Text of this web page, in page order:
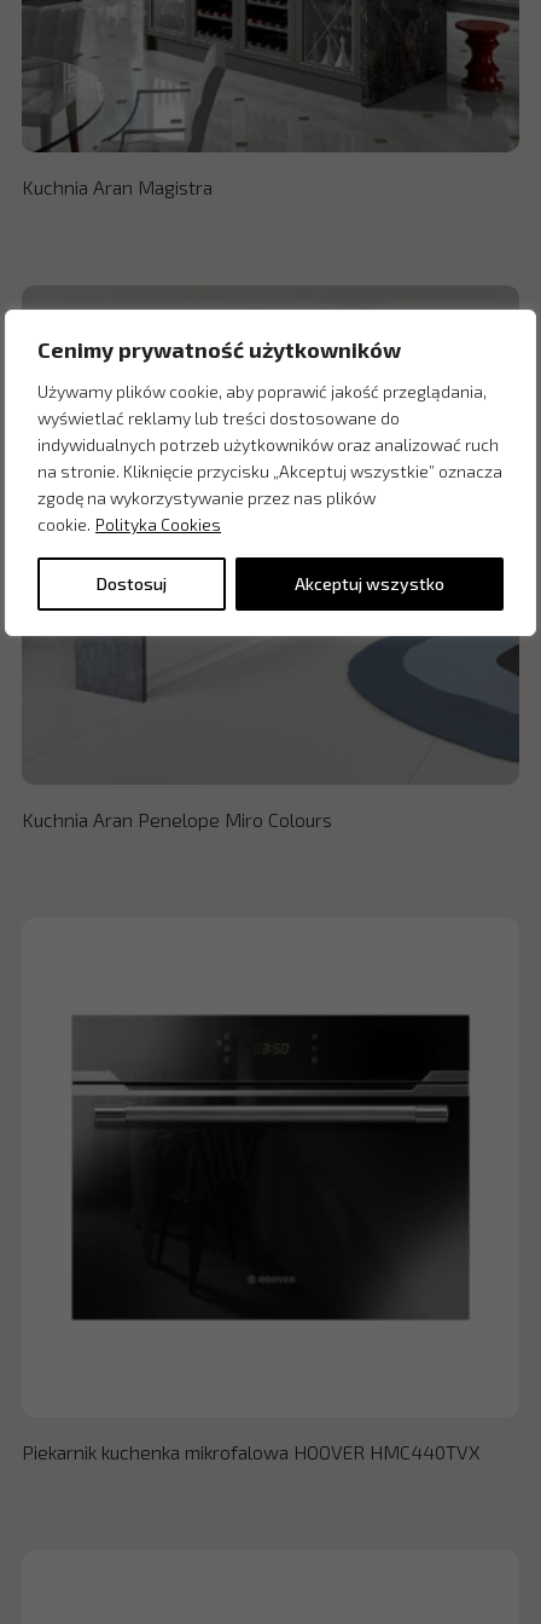
Cenimy prywatność użytkowników
Używamy plików cookie, aby poprawić jakość przeglądania,
wyświetlać reklamy lub treści dostosowane do
indywidualnych potrzeb użytkowników oraz analizować ruch
na stronie. Kliknięcie przycisku „Akceptuj wszystkie” oznacza
zgodę na wykorzystywanie przez nas plików
cookie. Polityka Cookies
Dostosuj Akceptuj wszystko
Kuchnia Aran Magistra
Kuchnia Aran Penelope Miro Colours
Piekarnik kuchenka mikrofalowa HOOVER HMC440TVX